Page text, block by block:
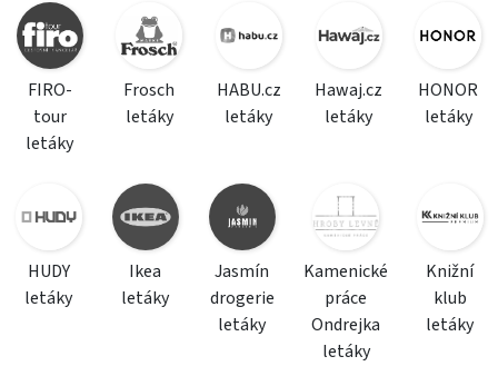
FIRO-
tour
letáky
Frosch
letáky
HABU.cz
letáky
Hawaj.cz
letáky
HONOR
letáky
HUDY
letáky
Ikea
letáky
Jasmín
drogerie
letáky
Kamenické
práce
Ondrejka
letáky
Knižní
klub
letáky